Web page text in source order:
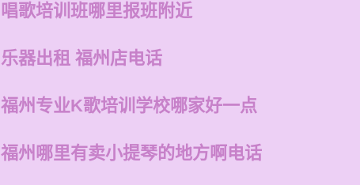
唱歌培训班哪里报班附近
乐器出租 福州店电话
福州专业K歌培训学校哪家好一点
福州哪里有卖小提琴的地方啊电话